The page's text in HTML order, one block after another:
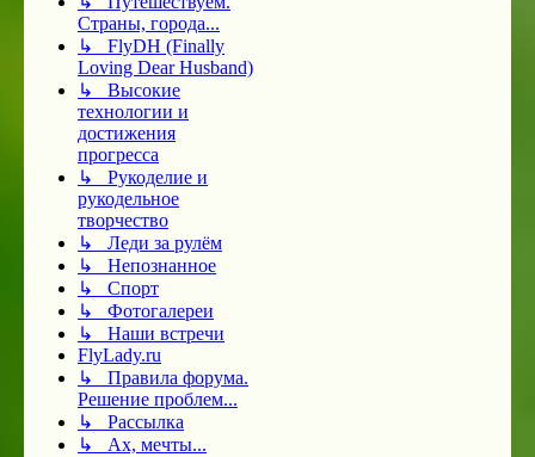
Страны, города...
↳ FlyDH (Finally
Loving Dear Husband)
↳ Высокие
технологии и
достижения
прогресса
↳ Рукоделие и
рукодельное
творчество
↳ Леди за рулём
↳ Непознанное
↳ Спорт
↳ Фотогалереи
↳ Наши встречи
FlyLady.ru
↳ Правила форума.
Решение проблем...
↳ Рассылка
↳ Ах, мечты...